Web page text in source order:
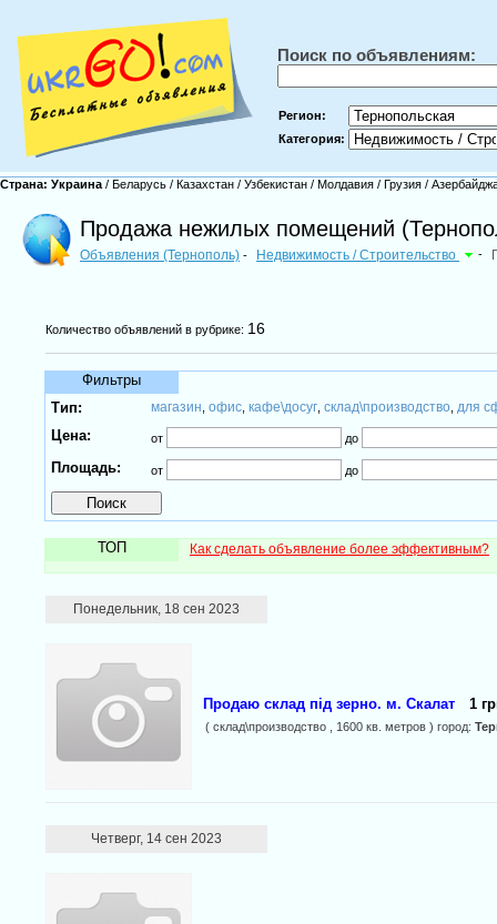
Поиск по объявлениям:
Регион:
Категория:
Страна: Украина / Беларусь / Казахстан / Узбекистан / Молдавия / Грузия /
Продажа нежилых помещений
Объявления (Тернополь) - Недвижимость / Строительство -
Количество объявлений в рубрике: 16
Фильтры
Тип:
магазин офис, кафе\досуг, склад\производство, для
Цена: от до
Площадь: от до
ТОП Как сделать объявление более эффективным?
Понедельник, 18 сен 2023
Продаю склад під зерно. м. Скалат 1
( склад\производство , 1600 кв. метров ) город:
Четверг, 14 сен 2023